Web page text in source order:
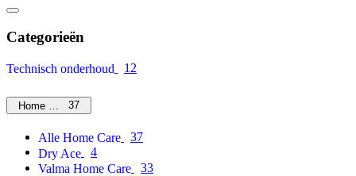
Categorieën
Technisch onderhoud 12
Home Care37
Alle Home Care
37
Dry Ace
4
Valma Home Care
33